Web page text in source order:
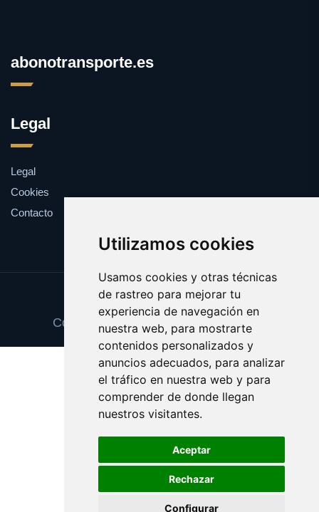
Utilizamos cookies
Usamos cookies y otras técnicas
de rastreo para mejorar tu
experiencia de navegación en
nuestra web, para mostrarte
contenidos personalizados y
anuncios adecuados, para analizar
el tráfico en nuestra web y para
comprender de donde llegan
nuestros visitantes.
Aceptar
Rechazar
Configurar
abonotransporte.es
Legal
Legal
Cookies
Contacto
Update cookies preferences
Copyright © 2025 abonotransporte.es